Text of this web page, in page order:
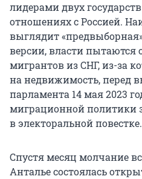
лидерами двух
отношениях с Россией.
выглядит
версии, власти пытаются
мигрантов из СНГ, из-за
на недвижимость, перед
парламента 14 мая 2023
миграционной политики
в электоральной повестке.
Спустя месяц молчание
Анталье состоялась